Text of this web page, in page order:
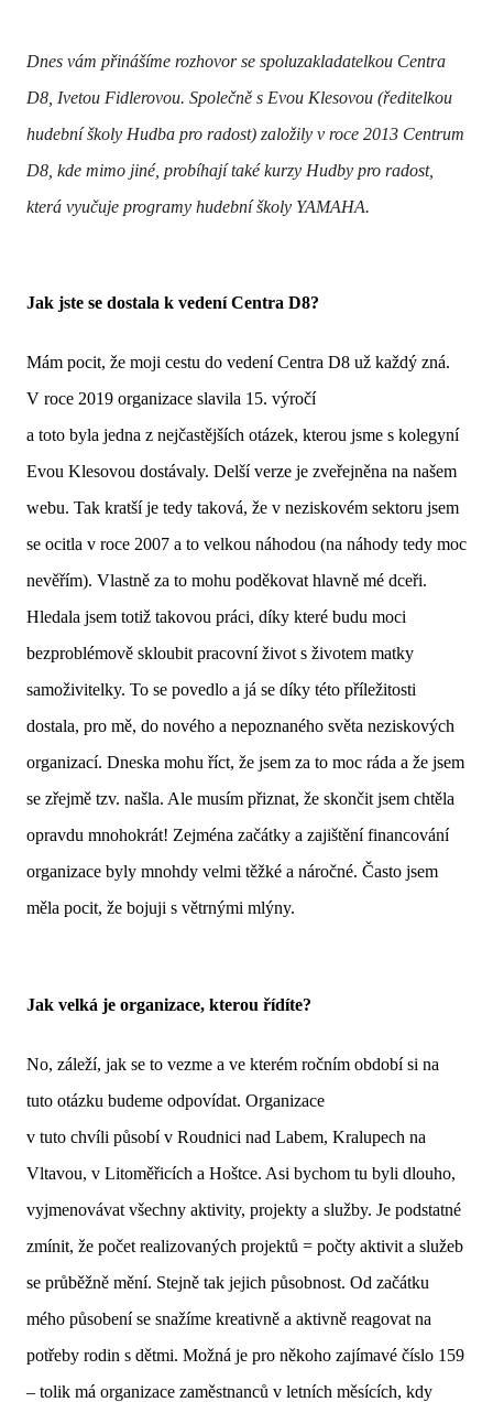
Dnes vám přinášíme rozhovor se spoluzakladatelkou Centra
D8, Ivetou Fidlerovou. Společně s Evou Klesovou (ředitelkou
hudební školy Hudba pro radost) založily v roce 2013 Centrum
D8, kde mimo jiné, probíhají také kurzy Hudby pro radost,
která vyučuje programy hudební školy YAMAHA.
Jak jste se dostala k vedení Centra D8?
Mám pocit, že moji cestu do vedení Centra D8 už každý zná.
V roce 2019 organizace slavila 15. výročí
a toto byla jedna z nejčastějších otázek, kterou jsme s kolegyní
Evou Klesovou dostávaly. Delší verze je zveřejněna na našem
webu. Tak kratší je tedy taková, že v neziskovém sektoru jsem
se ocitla v roce 2007 a to velkou náhodou (na náhody tedy moc
nevěřím). Vlastně za to mohu poděkovat hlavně mé dceři.
Hledala jsem totiž takovou práci, díky které budu moci
bezproblémově skloubit pracovní život s životem matky
samoživitelky. To se povedlo a já se díky této příležitosti
dostala, pro mě, do nového a nepoznaného světa neziskových
organizací. Dneska mohu říct, že jsem za to moc ráda a že jsem
se zřejmě tzv. našla. Ale musím přiznat, že skončit jsem chtěla
opravdu mnohokrát! Zejména začátky a zajištění financování
organizace byly mnohdy velmi těžké a náročné. Často jsem
měla pocit, že bojuji s větrnými mlýny.
Jak velká je organizace, kterou řídíte?
No, záleží, jak se to vezme a ve kterém ročním období si na
tuto otázku budeme odpovídat. Organizace
v tuto chvíli působí v Roudnici nad Labem, Kralupech na
Vltavou, v Litoměřicích a Hoštce. Asi bychom tu byli dlouho,
vyjmenovávat všechny aktivity, projekty a služby. Je podstatné
zmínit, že počet realizovaných projektů = počty aktivit a služeb
se průběžně mění. Stejně tak jejich působnost. Od začátku
mého působení se snažíme kreativně a aktivně reagovat na
potřeby rodin s dětmi. Možná je pro někoho zajímavé číslo 159
– tolik má organizace zaměstnanců v letních měsících, kdy